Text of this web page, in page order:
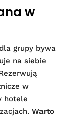
w
grupy bywa
na siebie
w
hotele
Warto